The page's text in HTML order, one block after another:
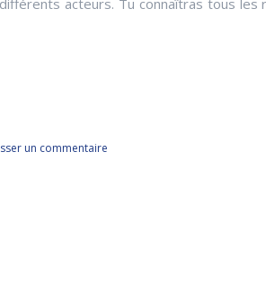
acteurs. Tu connaîtras tous les
un commentaire